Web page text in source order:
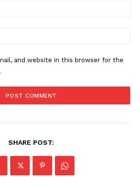
and website in this browser for the
SHARE POST: